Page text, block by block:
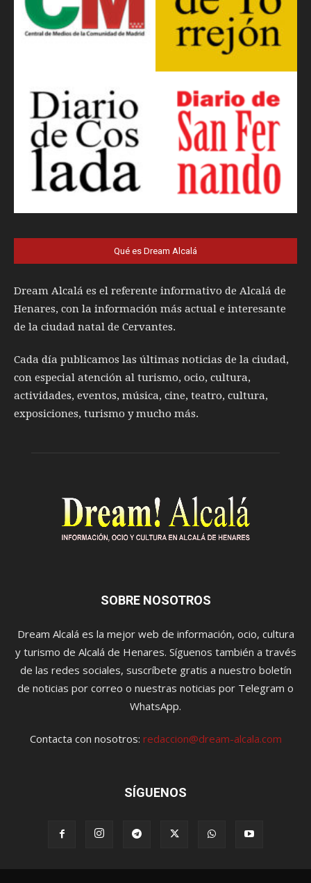
Qué es Dream Alcalá
Dream Alcalá es el referente informativo de Alcalá de
Henares, con la información más actual e interesante
de la ciudad natal de Cervantes.
Cada día publicamos las últimas noticias de la ciudad,
con especial atención al turismo, ocio, cultura,
actividades, eventos, música, cine, teatro, cultura,
exposiciones, turismo y mucho más.
SOBRE NOSOTROS
Dream Alcalá es la mejor web de información, ocio, cultura
y turismo de Alcalá de Henares. Síguenos también a través
de las redes sociales, suscríbete gratis a nuestro boletín
de noticias por correo o nuestras noticias por Telegram o
WhatsApp.
Contacta con nosotros: redaccion@dream-alcala.com
SÍGUENOS